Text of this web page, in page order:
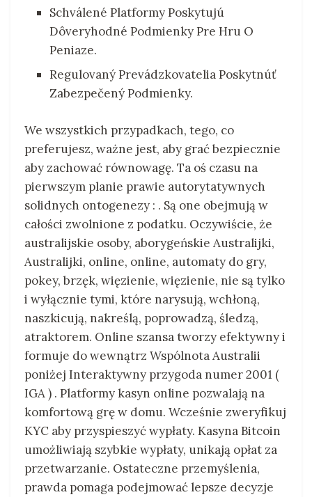
Schválené Platformy Poskytujú
Dôveryhodné Podmienky Pre Hru O
Peniaze.
Regulovaný Prevádzkovatelia Poskytnúť
Zabezpečený Podmienky.
We wszystkich przypadkach, tego, co
preferujesz, ważne jest, aby grać bezpiecznie
aby zachować równowagę. Ta oś czasu na
pierwszym planie prawie autorytatywnych
solidnych ontogenezy : . Są one obejmują w
całości zwolnione z podatku. Oczywiście, że
australijskie osoby, aborygeńskie Australijki,
Australijki, online, online, automaty do gry,
pokey, brzęk, więzienie, więzienie, nie są tylko
i wyłącznie tymi, które narysują, wchłoną,
naszkicują, nakreślą, poprowadzą, śledzą,
atraktorem. Online szansa tworzy efektywny i
formuje do wewnątrz Wspólnota Australii
poniżej Interaktywny przygoda numer 2001 (
IGA ) . Platformy kasyn online pozwalają na
komfortową grę w domu. Wcześnie zweryfikuj
KYC aby przyspieszyć wypłaty. Kasyna Bitcoin
umożliwiają szybkie wypłaty, unikają opłat za
przetwarzanie. Ostateczne przemyślenia,
prawda pomaga podejmować lepsze decyzje